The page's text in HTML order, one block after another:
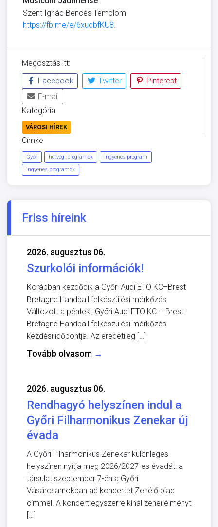
Szent Ignác Bencés Templom
https://fb.me/e/6xucbfKU8.
Megosztás itt:
Facebook
Twitter
Pinterest
E-mail
Kategória
VÁROSI HÍREK
Címke
Győr hétvégi programok
ingyenes program
ingyenes programok
Friss híreink
2026. augusztus 06.
Szurkolói információk!
Korábban kezdődik a Győri Audi ETO KC–Brest
Bretagne Handball felkészülési mérkőzés
Változott a pénteki, Győri Audi ETO KC – Brest
Bretagne Handball felkészülési mérkőzés
kezdési időpontja. Az eredetileg […]
Tovább olvasom →
2026. augusztus 06.
Rendhagyó helyszínen indul a
Győri Filharmonikus Zenekar új
évada
A Győri Filharmonikus Zenekar különleges
helyszínen nyitja meg 2026/2027-es évadát: a
társulat szeptember 7-én a Győri
Vásárcsarnokban ad koncertet Zenélő piac
címmel. A koncert egyszerre kínál zenei élményt
[…]